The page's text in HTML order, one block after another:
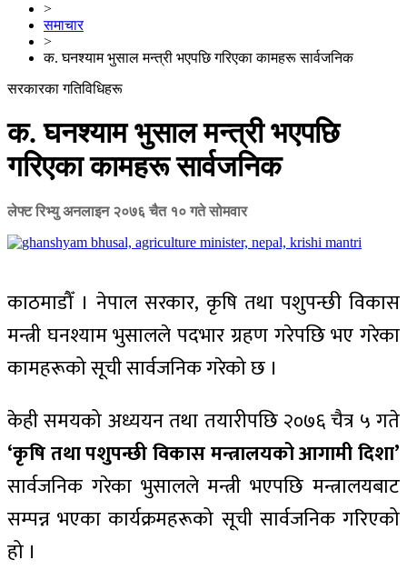
>
समाचार
>
क. घनश्याम भुसाल मन्त्री भएपछि गरिएका कामहरू सार्वजनिक
सरकारका गतिविधिहरू
क. घनश्याम भुसाल मन्त्री भएपछि
गरिएका कामहरू सार्वजनिक
लेफ्ट रिभ्यु अनलाइन २०७६ चैत १० गते सोमवार
काठमाडौँ । नेपाल सरकार, कृषि तथा पशुपन्छी विकास
मन्त्री घनश्याम भुसालले पदभार ग्रहण गरेपछि भए गरेका
कामहरूको सूची सार्वजनिक गरेको छ ।
केही समयको अध्ययन तथा तयारीपछि २०७६ चैत्र ५ गते
‘कृषि तथा पशुपन्छी विकास मन्त्रालयको आगामी दिशा’
सार्वजनिक गरेका भुसालले मन्त्री भएपछि मन्त्रालयबाट
सम्पन्न भएका कार्यक्रमहरूको सूची सार्वजनिक गरिएको
हो ।